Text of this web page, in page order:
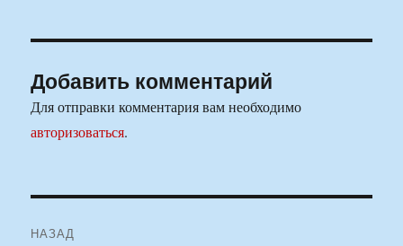
Добавить комментарий
Для отправки комментария вам необходимо
авторизоваться.
НАЗАД